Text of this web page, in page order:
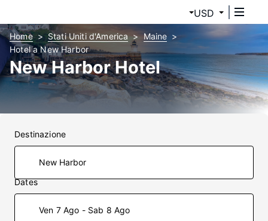
USD
Home Stati Uniti d'America
Maine
Hotel a New Harbor
New Harbor Hotel
Destinazione
Dates
Ven 7 Ago - Sab 8 Ago